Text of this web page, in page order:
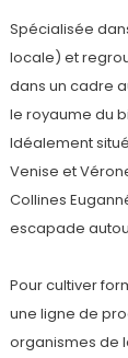
Spécialisée
locale) et
dans un cadre
le royaume du
Idéalement
Venise et
Collines
escapade
Pour cultiver
une ligne de
organismes de